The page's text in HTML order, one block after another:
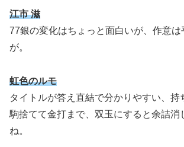
江市 滋
77銀の変化はちょっと面白いが、作意は
が。
虹色のルモ
タイトルが答え直結で分かりやすい、持
駒捨てて金打まで、双玉にすると余詰消
ね。